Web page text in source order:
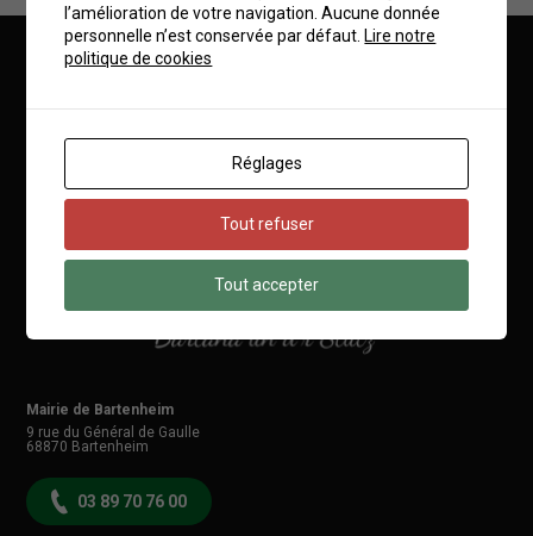
Mairie de Bartenheim
9 rue du Général de Gaulle
68870 Bartenheim
03 89 70 76 00
l’amélioration de votre navigation. Aucune donnée
personnelle n’est conservée par défaut. Lire notre
politique de cookies
Réglages
Tout refuser
Tout accepter